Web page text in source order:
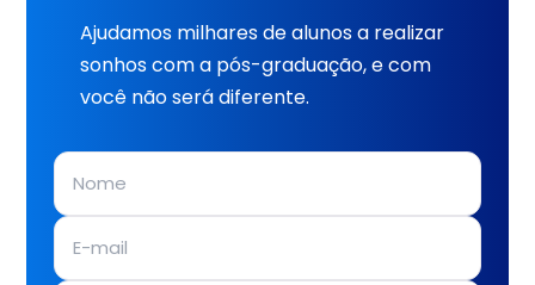
Ajudamos milhares de alunos a realizar
sonhos com a pós-graduação, e com
você não será diferente.